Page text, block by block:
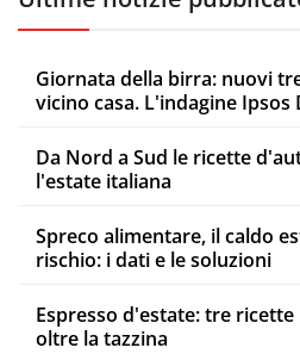
Giornata della birra: nuovi
vicino casa. L'indagine Ipsos
Da Nord a Sud le ricette
l'estate italiana
Spreco alimentare, il caldo
rischio: i dati e le soluzioni
Espresso d'estate: tre
oltre la tazzina